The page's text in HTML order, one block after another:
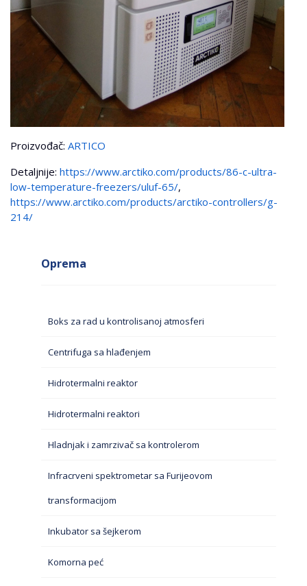
Proizvođač: ARTICO
Detaljnije: https://www.arctiko.com/products/86-c-ultra-
low-temperature-freezers/uluf-65/,
https://www.arctiko.com/products/arctiko-controllers/g-
214/
Oprema
Boks za rad u kontrolisanoj atmosferi
Centrifuga sa hlađenjem
Hidrotermalni reaktor
Hidrotermalni reaktori
Hladnjak i zamrzivač sa kontrolerom
Infracrveni spektrometar sa Furijeovom
transformacijom
Inkubator sa šejkerom
Komorna peć